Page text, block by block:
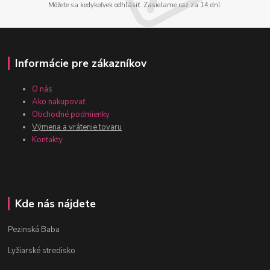
Môžete sa kedykoľvek odhlásiť. Zasielame raz za 14 dní.
Informácie pre zákazníkov
O nás
Ako nakupovať
Obchodné podmienky
Výmena a vrátenie tovaru
Kontakty
Kde nás nájdete
Pezinská Baba
Lyžiarské stredisko